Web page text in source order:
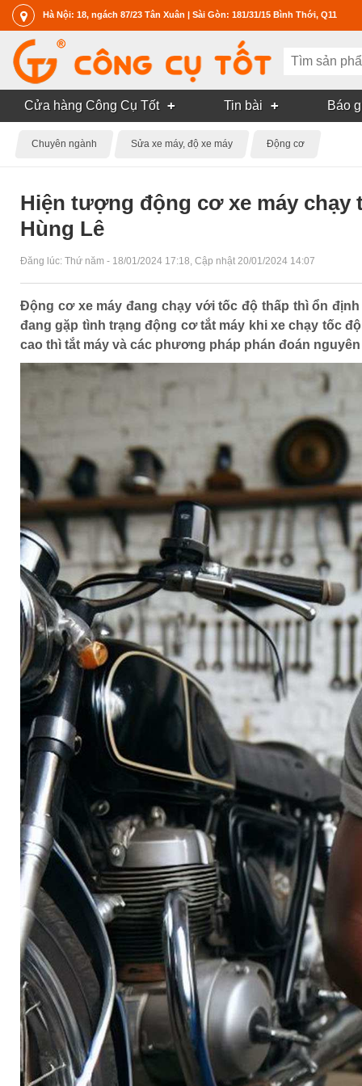
Hà Nội: 18, ngách 87/23 Tân Xuân | Sài Gòn: 181/31/15 Bình Thới, Q11
Cửa hàng Công Cụ Tốt Tin bài Báo
Chuyên ngành Sửa xe máy, độ xe máy Động cơ
Hiện tượng động cơ xe máy chạy
Hùng Lê
Đăng lúc: Thứ năm - 18/01/2024 17:18 , Cập nhật 20/01/2024 14:07
Động cơ xe máy đang chạy với tốc độ thấp thì ổn
đang gặp tình trạng động cơ tắt máy khi xe chạy tốc
cao thì tắt máy và các phương pháp phán đoán